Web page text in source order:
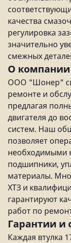
качества
регулировка
значительно
смежных
О
ООО "Шонер"
ремонте и
предлагая
двигателя до
систем. Наш
позволяет
необходимыми
подшипники,
материалы.
ХТЗ и
гарантируют
работ по
Гарантии и
Каждая втулка